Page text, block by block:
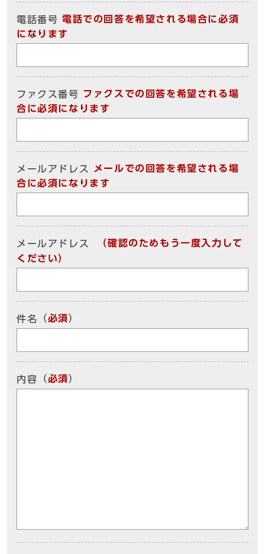
電話番号 電話での回答を希望される場合に必須
になります
ファクス番号 ファクスでの回答を希望される場
合に必須になります
メールアドレス
メールでの回答を希望される場
合に必須になります
メールアドレス
（確認のためもう一度入力して
ください）
件名 （必須）
内容 （必須）